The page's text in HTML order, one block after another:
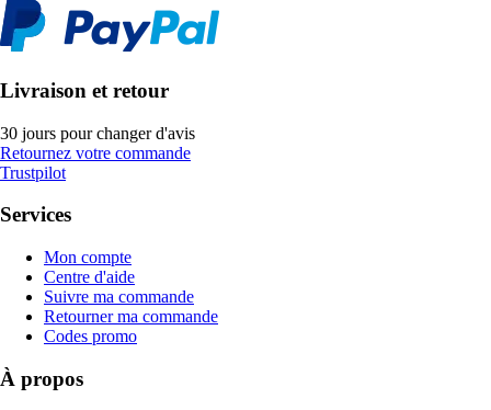
Livraison et retour
30 jours pour changer d'avis
Retournez votre commande
Trustpilot
Services
Mon compte
Centre d'aide
Suivre ma commande
Retourner ma commande
Codes promo
À propos